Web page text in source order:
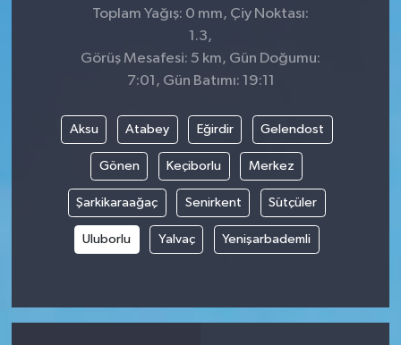
Toplam Yağış: 0 mm, Çiy Noktası:
1.3,
Görüş Mesafesi: 5 km, Gün Doğumu:
7:01, Gün Batımı: 19:11
Aksu Atabey Eğirdir Gelendost
Gönen Keçiborlu Merkez
Şarkikaraağaç Senirkent Sütçüler
Uluborlu Yalvaç Yenişarbademli